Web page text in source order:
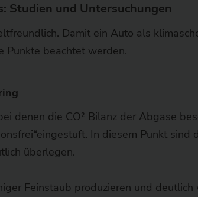
Studien und Untersuchungen
Damit ein Auto als
Punkte beachtet werden.
denen die CO² Bilanz der Abgase
In diesem Punkt sind
überlegen.
Feinstaub produzieren und deutlich